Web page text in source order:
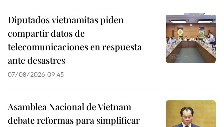
Diputados vietnamitas piden
compartir datos de
telecomunicaciones en respuesta
ante desastres
07/08/2026 09:45
Asamblea Nacional de Vietnam
debate reformas para simplificar